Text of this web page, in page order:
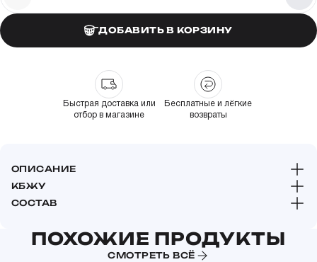
ДОБАВИТЬ В КОРЗИНУ
Быстрая доставка или
отбор в магазине
Бесплатные и лёгкие
возвраты
ОПИСАНИЕ
КБЖУ
продукта (средние значения):
СОСТАВ
ПОХОЖИЕ ПРОДУКТЫ
СМОТРЕТЬ ВСЁ